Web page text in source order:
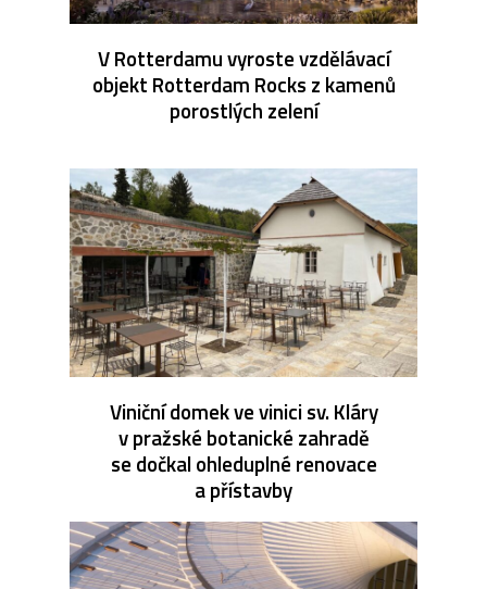
V Rotterdamu vyroste vzdělávací
objekt Rotterdam Rocks z kamenů
porostlých zelení
Viniční domek ve vinici sv. Kláry
v pražské botanické zahradě
se dočkal ohleduplné renovace
a přístavby